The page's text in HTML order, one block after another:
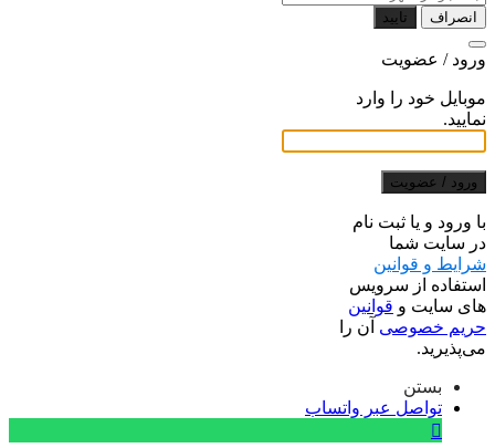
انصراف تایید
ورود / عضویت
موبایل خود را وارد
نمایید.
ورود / عضویت
با ورود و یا ثبت نام
در سایت شما
شرایط و قوانین
استفاده از سرویس
های سایت و قوانین
حریم خصوصی آن را
می‌پذیرید.
بستن
تواصل عبر واتساب